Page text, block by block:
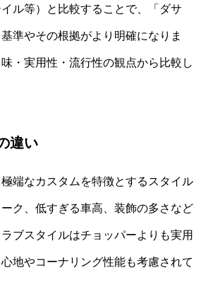
ル等）と比較することで、「ダサ
準やその根拠がより明確になりま
・実用性・流行性の観点から比較し
違い
端なカスタムを特徴とするスタイル
ク、低すぎる車高、装飾の多さなど
ブスタイルはチョッパーよりも実用
地やコーナリング性能も考慮されて